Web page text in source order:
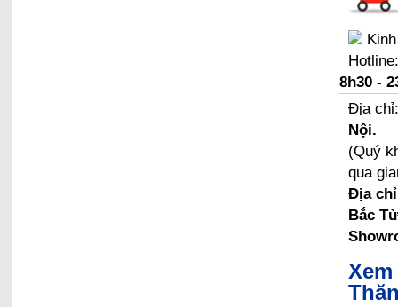
8h30 -
Địa
Nội.
(Quý
qua
Địa
Bắc